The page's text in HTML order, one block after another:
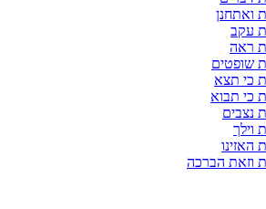
ואתחנן
עקב
ראה
שופטים
כי תצא
כי תבוא
נצבים
וילך
האזינו
וזאת הברכה